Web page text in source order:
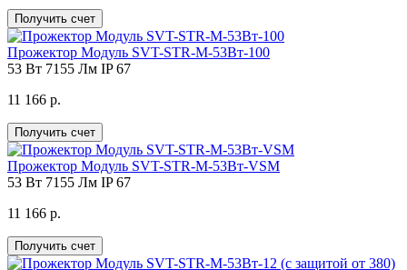
Получить счет
Прожектор Модуль SVT-STR-M-53Вт-100
53 Вт 7155 Лм IP 67
11 166 р.
Получить счет
Прожектор Модуль SVT-STR-M-53Вт-VSM
53 Вт 7155 Лм IP 67
11 166 р.
Получить счет